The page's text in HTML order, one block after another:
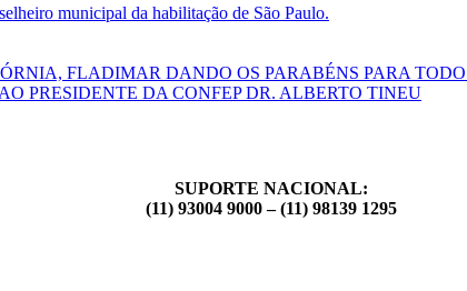
municipal da habilitação de São Paulo.
FLADIMAR DANDO OS PARABÉNS PARA
PRESIDENTE DA CONFEP DR. ALBERTO TINEU
SUPORTE NACIONAL:
(11) 93004 9000 – (11) 98139 1295